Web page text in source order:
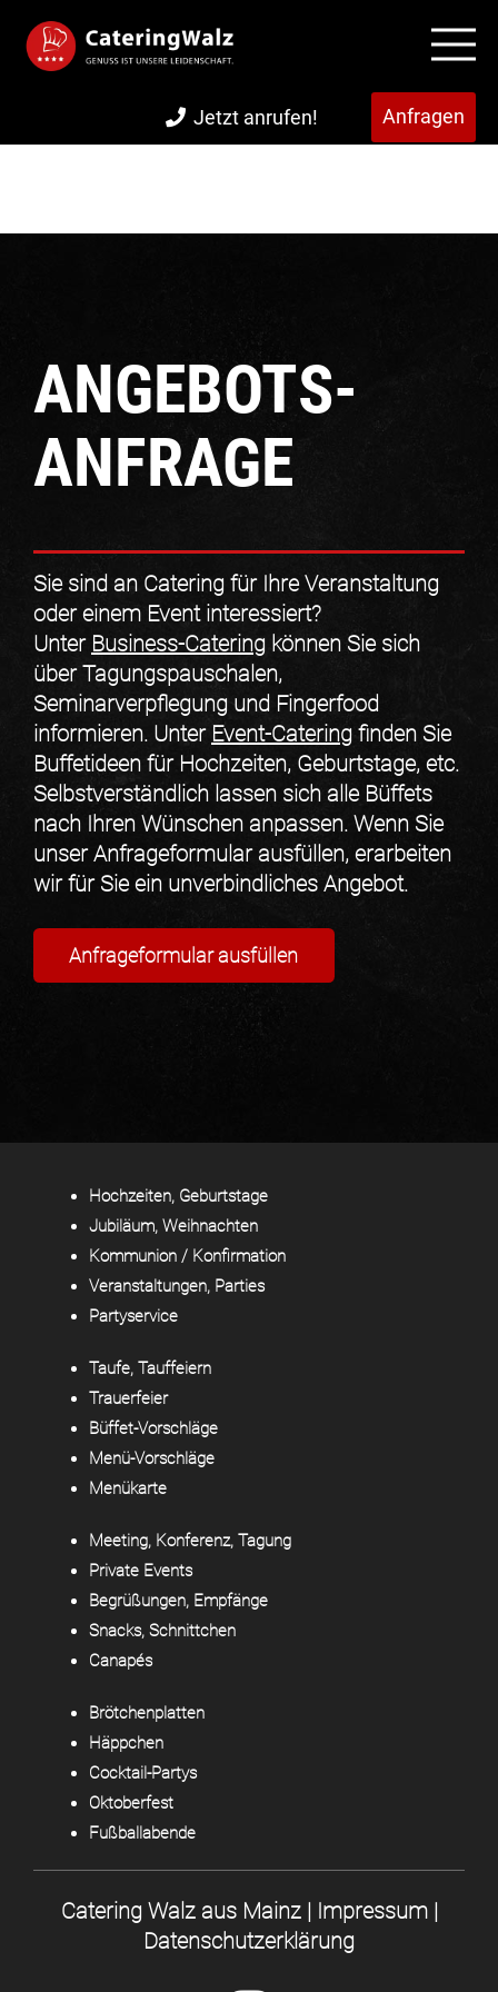
Jetzt anrufen! Anfragen
ANGEBOTS-
ANFRAGE
Sie sind an Catering für Ihre Veranstaltung
oder einem Event interessiert?
Unter Business-Catering können Sie sich
über Tagungspauschalen,
Seminarverpflegung und Fingerfood
informieren. Unter Event-Catering finden Sie
Buffetideen für Hochzeiten, Geburtstage, etc.
Selbstverständlich lassen sich alle Büffets
nach Ihren Wünschen anpassen. Wenn Sie
unserAnfrageformular ausfüllen, erarbeiten
wir für Sie ein unverbindliches Angebot.
Anfrageformular ausfüllen
Hochzeiten, Geburtstage
Jubiläum, Weihnachten
Kommunion / Konfirmation
Veranstaltungen, Parties
Partyservice
Taufe, Tauffeiern
Trauerfeier
Büffet-Vorschläge
Menü-Vorschläge
Menükarte
Meeting, Konferenz, Tagung
Private Events
Begrüßungen, Empfänge
Snacks, Schnittchen
Canapés
Brötchenplatten
Häppchen
Cocktail-Partys
Oktoberfest
Fußballabende
Catering Walz aus Mainz | Impressum|
Datenschutzerklärung